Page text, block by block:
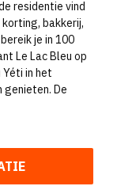
residentie vind
bakkerij,
je in 100
Le Lac Bleu op
in het
genieten. De